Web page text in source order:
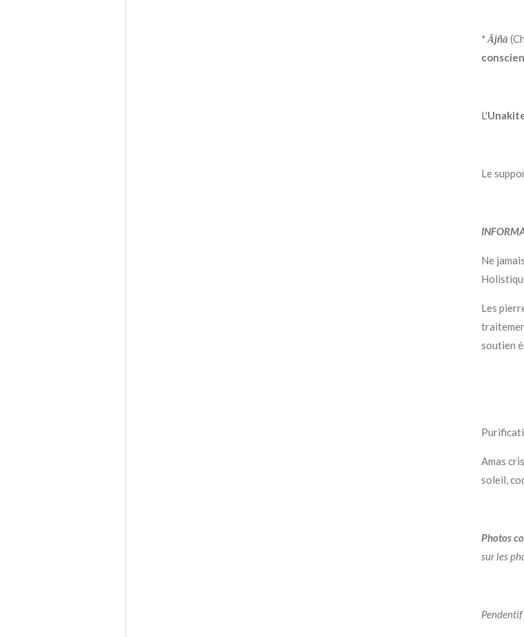
* Ājñā
L'
Le
Ne
Les
soutien
Amas
soleil,
Photos
sur les
Pendentif